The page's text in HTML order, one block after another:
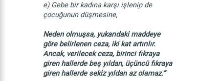
e) Gebe bir kadına karşı işlenip de
çocuğunun düşmesine,
Neden olmuşsa, yukarıdaki maddeye
göre belirlenen ceza, iki kat artırılır.
Ancak, verilecek ceza, birinci fıkraya
giren hallerde beş yıldan, üçüncü fıkraya
giren hallerde sekiz yıldan az olamaz.”